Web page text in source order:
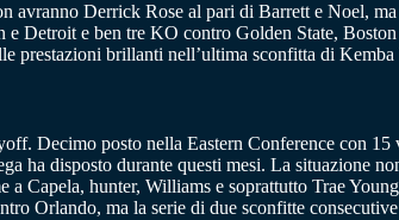
avranno Derrick Rose al pari di Barrett e Noel,
Detroit e ben tre KO contro Golden State,
prestazioni brillanti nell’ultima sconfitta di
Decimo posto nella Eastern Conference con
disposto durante questi mesi. La situazione
Capela, hunter, Williams e soprattutto Trae
ma la serie di due sconfitte